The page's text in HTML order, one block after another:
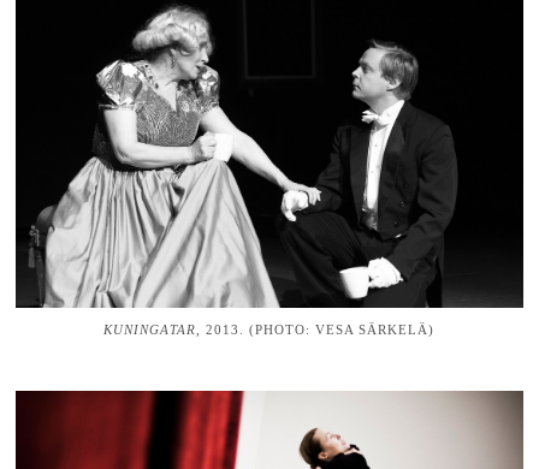
KUNINGATAR,2013. (PHOTO: VESA SÄRKELÄ)